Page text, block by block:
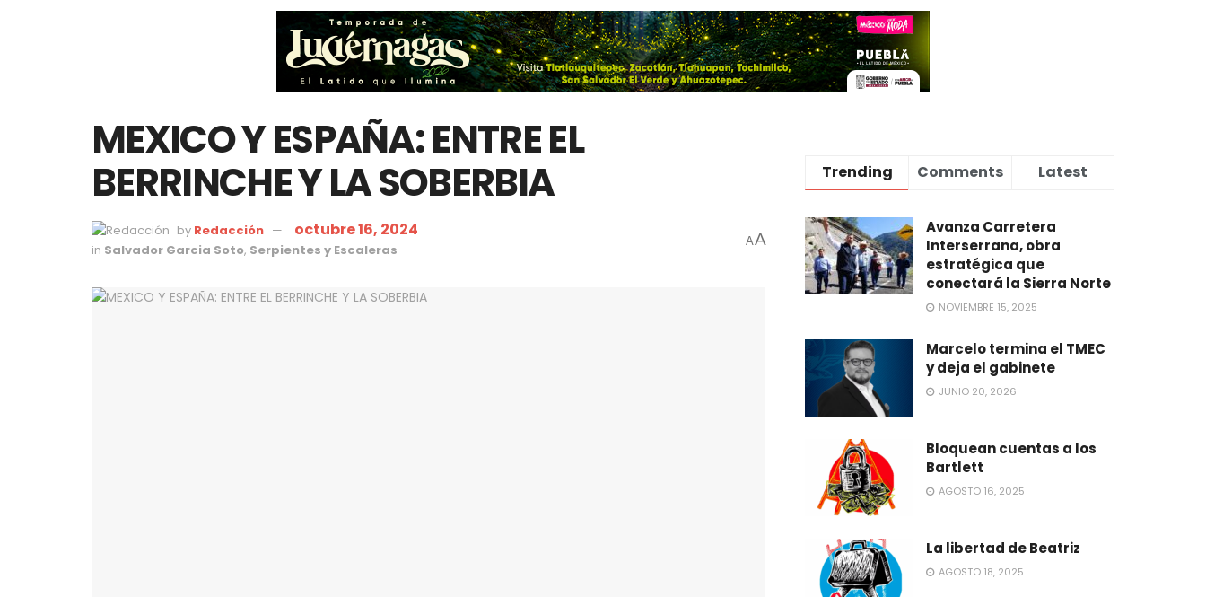
MEXICO Y ESPAÑA: ENTRE EL
BERRINCHE Y LA SOBERBIA
by Redacción octubre 16, 2024
in Salvador Garcia Soto, Serpientes y Escaleras
AA
Trending Comments Latest
Avanza Carretera
Interserrana, obra
estratégica que
conectará la Sierra Norte
NOVIEMBRE 15, 2025
Marcelo termina el TMEC
y deja el gabinete
JUNIO 20, 2026
Bloquean cuentas a los
Bartlett
AGOSTO 16, 2025
La libertad de Beatriz
AGOSTO 18, 2025